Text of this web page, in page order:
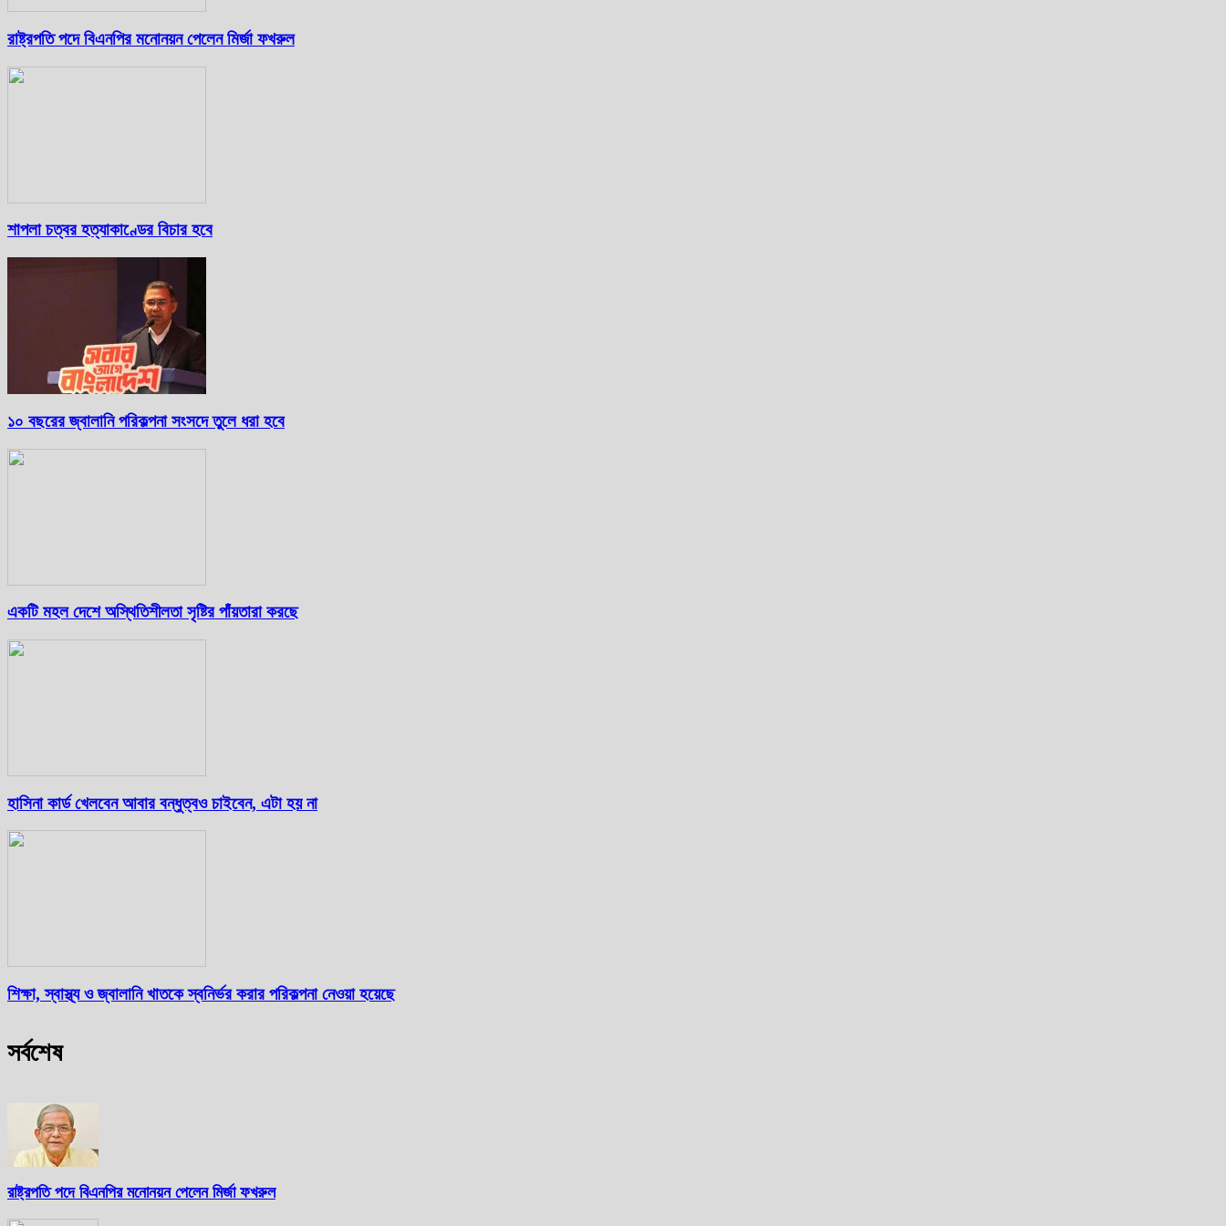
রাষ্ট্রপতি পদে বিএনপির মনোনয়ন পেলেন মির্জা ফখরুল
শাপলা চত্বর হত্যাকাণ্ডের বিচার হবে
১০ বছরের জ্বালানি পরিকল্পনা সংসদে তুলে ধরা হবে
একটি মহল দেশে অস্থিতিশীলতা সৃষ্টির পাঁয়তারা করছে
হাসিনা কার্ড খেলবেন আবার বন্ধুত্বও চাইবেন, এটা হয় না
শিক্ষা, স্বাস্থ্য ও জ্বালানি খাতকে স্বনির্ভর করার পরিকল্পনা নেওয়া হয়েছে
সর্বশেষ
রাষ্ট্রপতি পদে বিএনপির মনোনয়ন পেলেন মির্জা ফখরুল